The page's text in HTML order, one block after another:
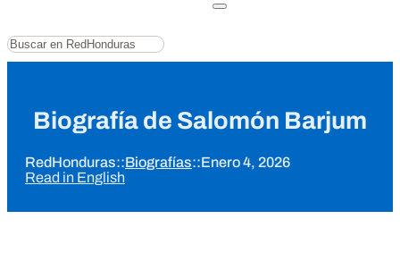
Buscar
Biografía de Salomón Barjum
RedHonduras::Biografías::Enero 4, 2026
Read in English